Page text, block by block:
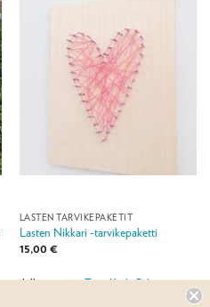
LASTEN TARVIKEPAKETIT
Lasten Nikkari -tarvikepaketti
15,00 €
Jälleenmyyjä:Taito Keski-Pohjanmaa ry